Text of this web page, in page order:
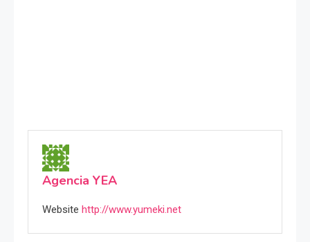
Agencia YEA
Website http://www.yumeki.net